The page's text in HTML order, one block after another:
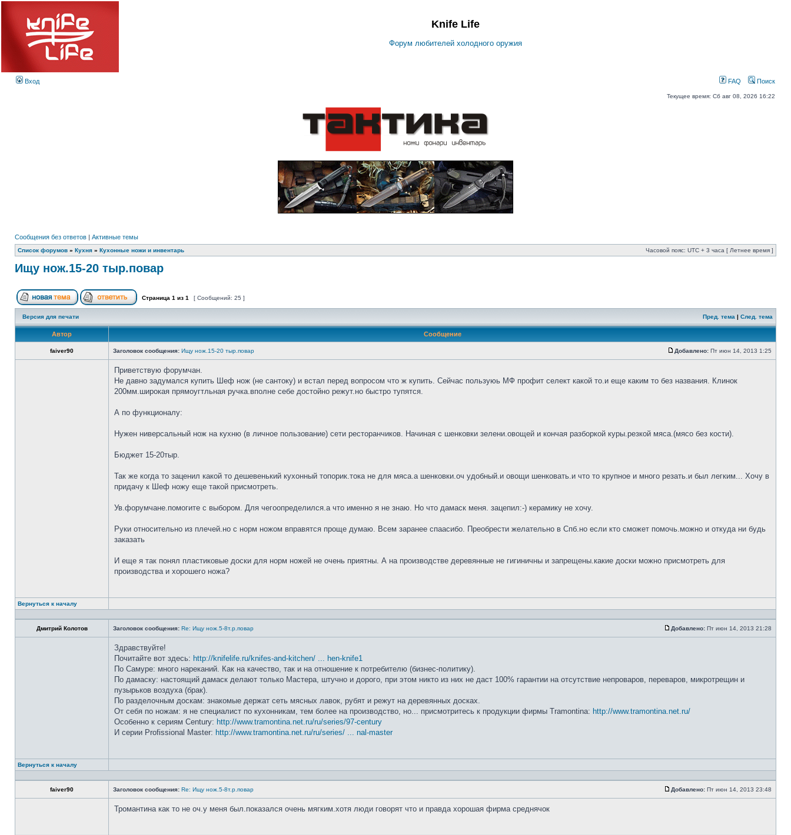
Knife Life
Форум любителей холодного оружия
Вход FAQ Поиск
Текущее время: Сб авг 08, 2026 16:22
Сообщения без ответов | Активные темы
Список форумов » Кухня » Кухонные ножи и инвентарь Часовой пояс: UTC + 3 часа [ Летнее время ]
Ищу нож.15-20 тыр.повар
Страница 1 из 1 [ Сообщений: 25 ]
Версия для печати Пред. тема | След. тема
Автор Сообщение
faiver90 Заголовок сообщения: Ищу нож.15-20 тыр.повар Добавлено: Пт июн 14, 2013 1:25
Приветствую форумчан.
Не давно задумался купить Шеф нож (не сантоку) и встал перед вопросом что ж купить. Сейчас пользуюь МФ профит селект какой то.и еще каким то без названия. Клинок
200мм.широкая прямоугтльная ручка.вполне себе достойно режут.но быстро тупятся.
А по функционалу:
Нужен ниверсальный нож на кухню (в личное пользование) сети ресторанчиков. Начиная с шенковки зелени.овощей и кончая разборкой куры.резкой мяса.(мясо без кости).
Бюджет 15-20тыр.
Так же когда то заценил какой то дешевенький кухонный топорик.тока не для мяса.а шенковки.оч удобный.и овощи шенковать.и что то крупное и много резать.и был легким... Хочу в
придачу к Шеф ножу еще такой присмотреть.
Ув.форумчане.помогите с выбором. Для чегоопределился.а что именно я не знаю. Но что дамаск меня. зацепил:-) керамику не хочу.
Руки относительно из плечей.но с норм ножом вправятся проще думаю. Всем заранее спаасибо. Преобрести желательно в Спб.но если кто сможет помочь.можно и откуда ни будь
заказать
И еще я так понял пластиковые доски для норм ножей не очень приятны. А на производстве деревянные не гигиничны и запрещены.какие доски можно присмотреть для
производства и хорошего ножа?
Вернуться к началу
Дмитрий Колотов Заголовок сообщения: Re: Ищу нож.5-8т.р.повар Добавлено: Пт июн 14, 2013 21:28
Здравствуйте!
Почитайте вот здесь: http://knifelife.ru/knifes-and-kitchen/ ... hen-knife1
По Самуре: много нареканий. Как на качество, так и на отношение к потребителю (бизнес-политику).
По дамаску: настоящий дамаск делают только Мастера, штучно и дорого, при этом никто из них не даст 100% гарантии на отсутствие непроваров, переваров, микротрещин и
пузырьков воздуха (брак).
По разделочным доскам: знакомые держат сеть мясных лавок, рубят и режут на деревянных досках.
От себя по ножам: я не специалист по кухонникам, тем более на производство, но... присмотритесь к продукции фирмы Tramontina: http://www.tramontina.net.ru/
Особенно к сериям Century: http://www.tramontina.net.ru/ru/series/97-century
И серии Profissional Master: http://www.tramontina.net.ru/ru/series/ ... nal-master
Вернуться к началу
faiver90 Заголовок сообщения: Re: Ищу нож.5-8т.р.повар Добавлено: Пт июн 14, 2013 23:48
Тромантина как то не оч.у меня был.показался очень мягким.хотя люди говорят что и правда хорошая фирма среднячок